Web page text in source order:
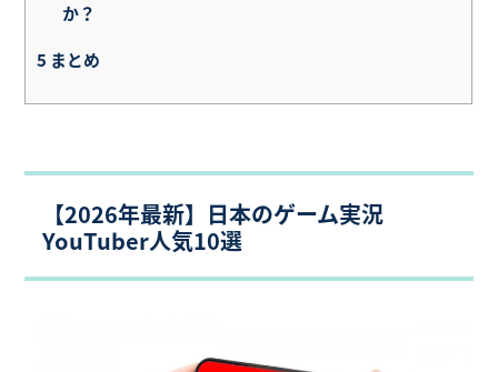
か？
5 まとめ
【2026年最新】日本のゲーム実況
YouTuber人気10選